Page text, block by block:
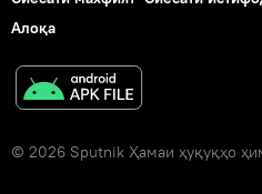
Алоқа
© 2026 Sputnik Ҳамаи ҳуқуқҳо